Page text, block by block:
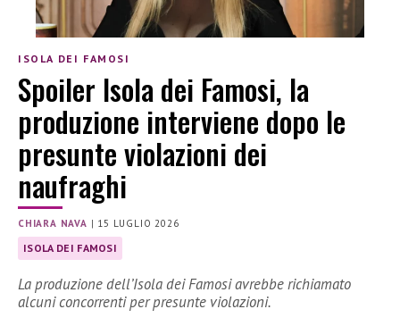
ISOLA DEI FAMOSI
Spoiler Isola dei Famosi, la
produzione interviene dopo le
presunte violazioni dei
naufraghi
CHIARA NAVA | 15 LUGLIO 2026
ISOLA DEI FAMOSI
La produzione dell’Isola dei Famosi avrebbe richiamato
alcuni concorrenti per presunte violazioni.